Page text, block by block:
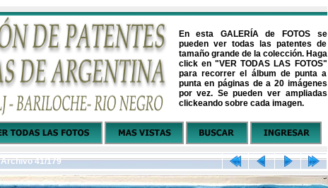
En esta GALERÍA de FOTOS se
pueden ver todas las patentes de
tamaño grande de la colección. Haga
click en "VER TODAS LAS FOTOS"
para recorrer el álbum de punta a
punta en páginas de a 20 imágenes
por vez. Se pueden ver ampliadas
clickeando sobre cada imagen.
Archivo 41/179